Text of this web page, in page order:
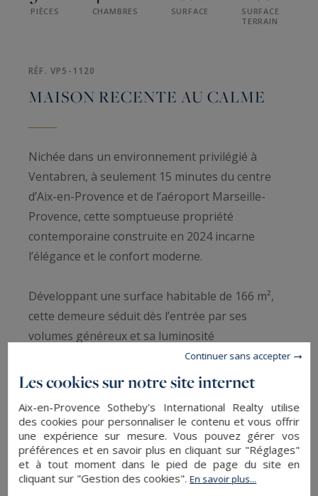
PIÈCES CHAMBRES SURFACE
SURFACE
TERRAIN
RÉF. VP5-1120
MAISON RECENTE AU CALME
Nichée dans un environnement privilégié à
Ventabren, à seulement 15 minutes du centre
d’Aix-en-Provence et de l’aéroport Marseille-
Provence, cette somptueuse propriété
contemporaine construite en 2024 incarne
l’élégance et le confort moderne.
Développant une surface habitable de 166 m²,
cette demeure séduit dès l’entrée par ses
volumes généreux et sa luminosité
exceptionnelle, sublimée par une exposition
plein Sud offrant un ensoleillement optimal tout
paysager de 1 116 m², elle bénéficie d’un cadre de
vie rare, alliant sérénité et proximité des
commodités.
LIRE LA SUITE
Les cookies sur notre site internet
Aix-en-Provence Sotheby's International Realty utilise
des cookies pour personnaliser le contenu et vous offrir
une expérience sur mesure. Vous pouvez gérer vos
préférences et en savoir plus en cliquant sur "Réglages"
et à tout moment dans le pied de page du site en
cliquant sur "Gestion des cookies".En savoir plus...
Continuer sans accepter